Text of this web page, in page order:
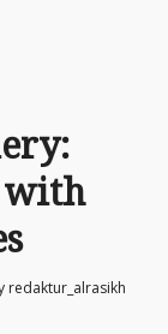
with
redaktur_alrasikh